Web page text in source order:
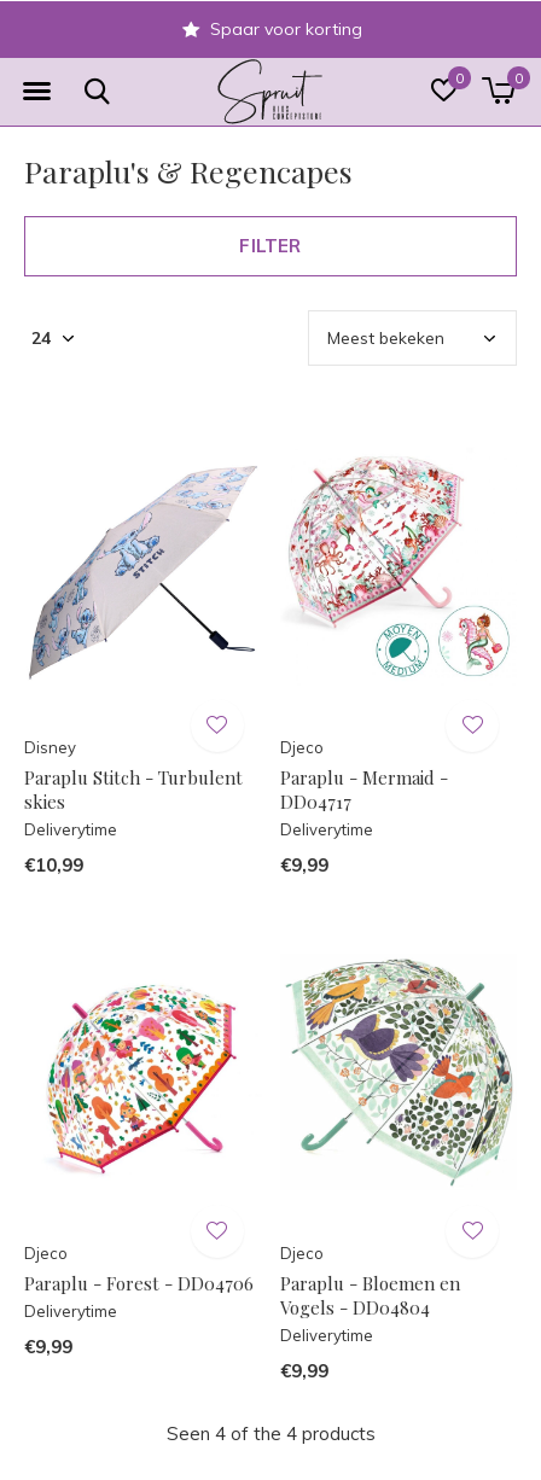
0 0
Spaar voor korting
Paraplu's & Regencapes
FILTER
Disney
Paraplu Stitch - Turbulent
skies
Deliverytime
€10,99
Djeco
Paraplu - Mermaid -
DD04717
Deliverytime
€9,99
Djeco
Paraplu - Forest - DD04706
Deliverytime
€9,99
Djeco
Paraplu - Bloemen en
Vogels - DD04804
Deliverytime
€9,99
Seen 4 of the 4 products